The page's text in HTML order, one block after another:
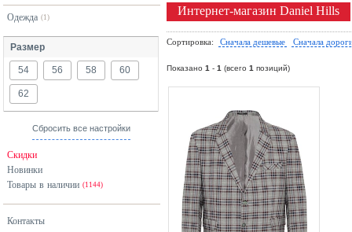
Одежда (1)
Размер
54 56 58 60
62
Сбросить все настройки
Скидки
Новинки
Товары в наличии (1144)
Контакты
Интернет-магазин Daniel Hills
Сортировка: Сначала дешевые Сначала
Показано 1 - 1 (всего 1 позиций)